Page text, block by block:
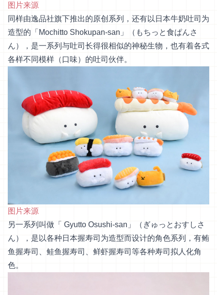
图片来源
同样由逸品社旗下推出的原创系列，还有以日本牛奶吐司为
造型的「Mochitto Shokupan-san」（もちっと食ぱんさ
ん），是一系列与吐司长得很相似的神秘生物，也有着各式
各样不同模样（口味）的吐司伙伴。
图片来源
另一系列叫做「 Gyutto Osushi-san」（ぎゅっとおすしさ
ん），是以各种日本握寿司为造型而设计的角色系列，有鲔
鱼握寿司、鲑鱼握寿司、鲜虾握寿司等各种寿司拟人化角
色。